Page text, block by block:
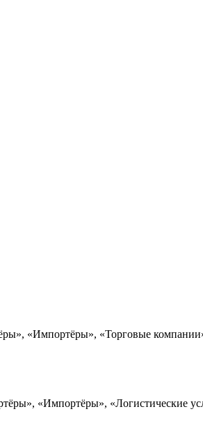
«Импортёры», «Торговые
«Импортёры», «Логистические